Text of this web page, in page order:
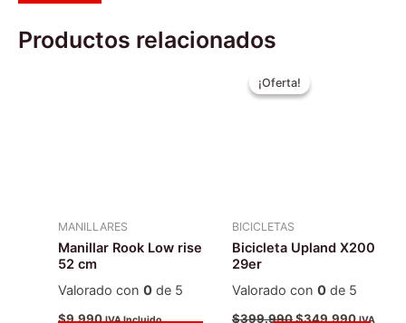
Productos relacionados
MANILLARES
Manillar Rook Low rise
52 cm
Valorado con 0de 5
$9.990 IVA Incluido
¡Oferta!
¡Oferta!
BICICLETAS
Bicicleta Upland X200
29er
Valorado con 0de 5
$399.990
precio
original
$349.990 IVA